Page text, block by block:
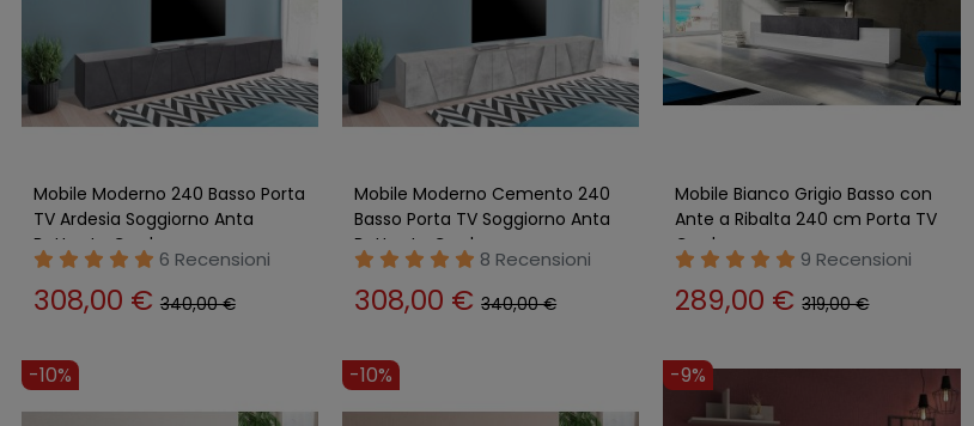
Mobile Moderno 240 Basso Porta
TV Ardesia Soggiorno Anta
Battente Credenza
6 Recensioni
308,00 € 340,00 €
Mobile Moderno Cemento 240
Basso Porta TV Soggiorno Anta
Battente Credenza
8 Recensioni
308,00 €340,00 €
Mobile Bianco Grigio Basso con
Ante a Ribalta 240 cm Porta TV
Credenza
9 Recensioni
289,00 €319,00 €
-10% -10% -9%